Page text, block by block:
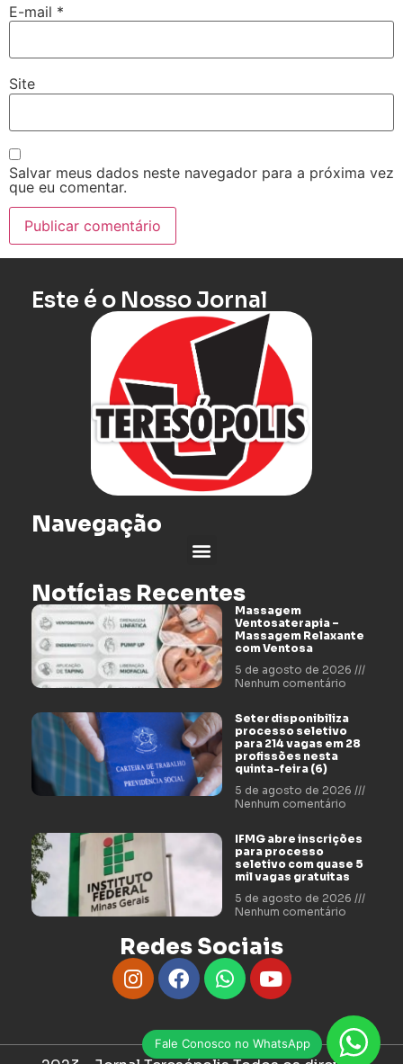
E-mail *
Site
Salvar meus dados neste navegador para a próxima vez
que eu comentar.
Fale Conosco no WhatsApp
Este é o Nosso Jornal
Navegação
Notícias Recentes
Massagem
Ventosaterapia –
Massagem Relaxante
com Ventosa
5 de agosto de 2026
Nenhum comentário
Seter disponibiliza
processo seletivo
para 214 vagas em 28
profissões nesta
quinta-feira (6)
5 de agosto de 2026
Nenhum comentário
IFMG abre inscrições
para processo
seletivo com quase 5
mil vagas gratuitas
5 de agosto de 2026
Nenhum comentário
Redes Sociais